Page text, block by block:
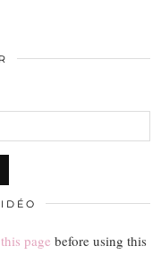
this page before using this